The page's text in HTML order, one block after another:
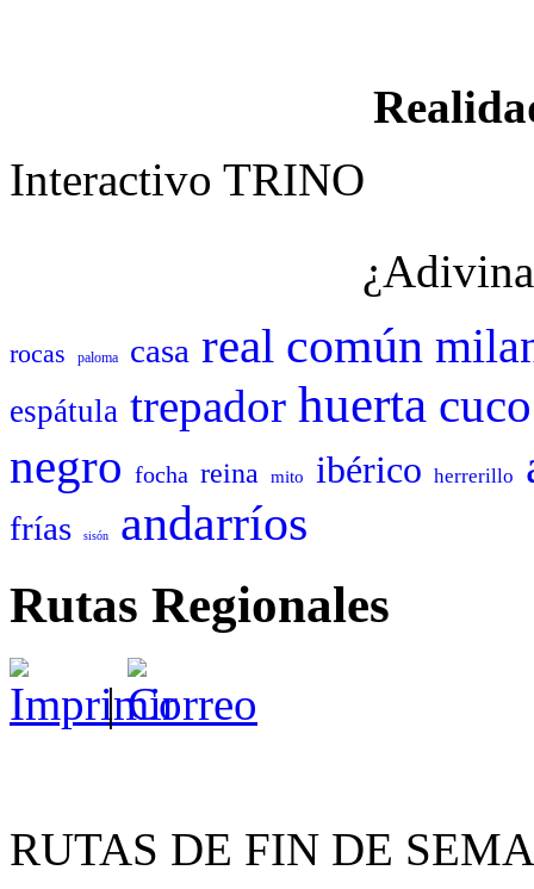
Interactivo TRINO
rocas paloma casa real común
espátula trepador huerta cuco
negro focha reina mito ibérico herrerillo
frías sisón andarríos
Rutas Regionales
|
RUTAS DE FIN DE